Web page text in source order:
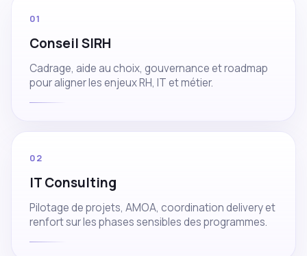
01
Conseil SIRH
Cadrage, aide au choix, gouvernance et roadmap
pour aligner les enjeux RH, IT et métier.
02
IT Consulting
Pilotage de projets, AMOA, coordination delivery et
renfort sur les phases sensibles des programmes.